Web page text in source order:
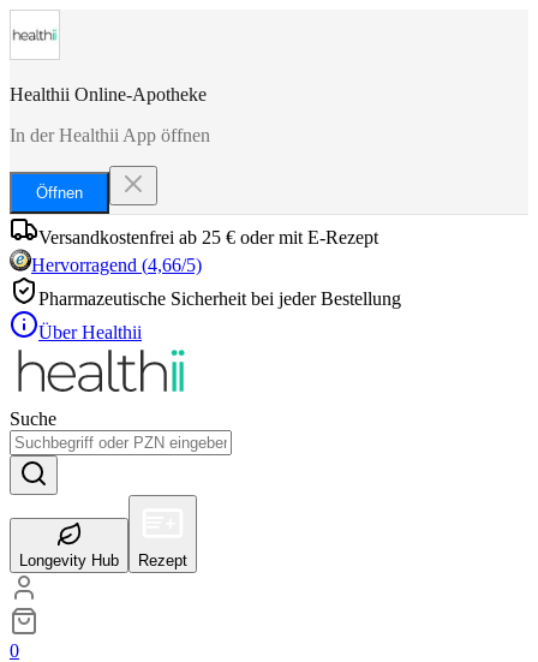
Healthii Online-Apotheke
In der Healthii App öffnen
Öffnen
Versandkostenfrei ab 25 € oder mit E-Rezept
Hervorragend (4,66/5)
Pharmazeutische Sicherheit bei jeder Bestellung
Über Healthii
Suche
Longevity Hub Rezept
0